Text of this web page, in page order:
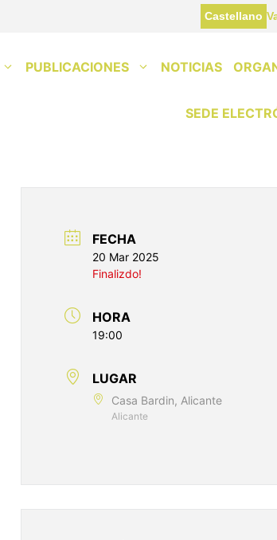
Castellano
PUBLICACIONES NOTICIAS
SEDE
FECHA
20 Mar 2025
Finalizdo!
HORA
19:00
LUGAR
Casa Bardin, Alicante
Alicante